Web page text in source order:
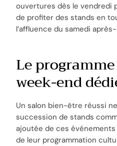
ouvertures dès le vendredi
de profiter des stands en
l’affluence du samedi
Le
week-end
Un salon bien-être réussi
succession de stands
ajoutée de ces
de leur programmation